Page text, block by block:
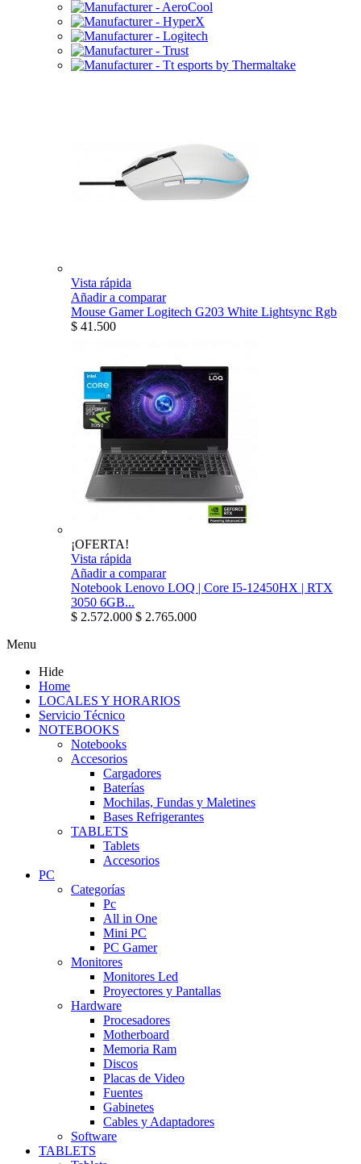
Vista rápida
Añadir a comparar
Mouse Gamer Logitech G203 White Lightsync Rgb
$ 41.500
¡OFERTA!
Vista rápida
Añadir a comparar
Notebook Lenovo LOQ | Core I5-12450HX | RTX
3050 6GB...
$ 2.572.000 $ 2.765.000
Menu
Hide
Home
LOCALES Y HORARIOS
Servicio Técnico
NOTEBOOKS
Notebooks
Accesorios
Cargadores
Baterías
Mochilas, Fundas y Maletines
Bases Refrigerantes
TABLETS
Tablets
Accesorios
PC
Categorías
Pc
All in One
Mini PC
PC Gamer
Monitores
Monitores Led
Proyectores y Pantallas
Hardware
Procesadores
Motherboard
Memoria Ram
Discos
Placas de Video
Fuentes
Gabinetes
Cables y Adaptadores
Software
TABLETS